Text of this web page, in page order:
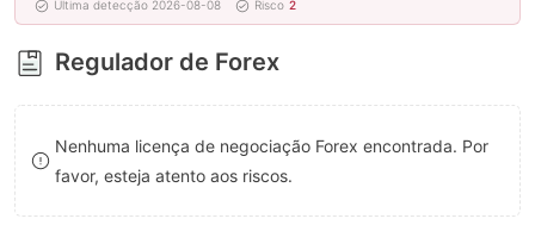
6
7
8
9
Última detecção 2026-08-08 Risco 2
Regulador de Forex
Nenhuma licença de negociação Forex encontrada. Por
favor, esteja atento aos riscos.